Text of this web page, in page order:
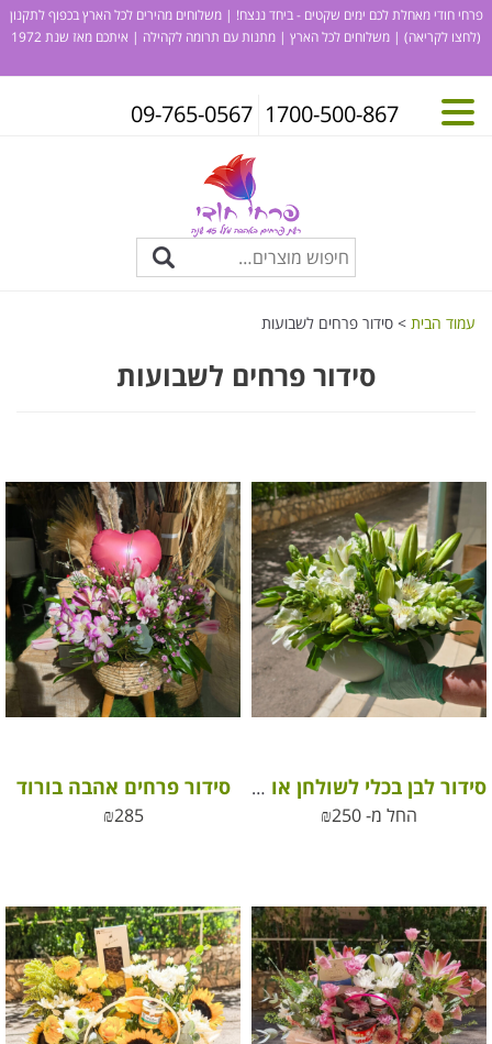
פרחי חודי מאחלת לכם ימים שקטים - ביחד ננצח! | משלוחים מהירים לכל הארץ בכפוף לתקנון
(לחצו לקריאה) | משלוחים לכל הארץ | מתנות עם תרומה לקהילה | איתכם מאז שנת 1972
1700-500-867
09-765-0567
עמוד הבית > סידור פרחים לשבועות
סידור פרחים לשבועות
סידור לבן בכלי לשולחן או למתנה – white flower arrangement in an elegant ceramic vase
החל מ-
₪250
סידור פרחים אהבה בורוד
₪285